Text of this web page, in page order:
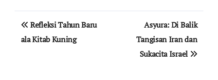
Navigasi
pos
Refleksi Tahun Baru
ala Kitab Kuning
Asyura: Di Balik
Tangisan Iran dan
Sukacita Israel